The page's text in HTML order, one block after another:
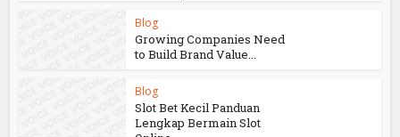
Blog
Advancements Are
Reducing Fuel
Consumption